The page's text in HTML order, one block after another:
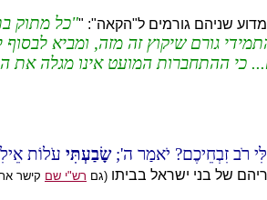
שניהם גורמים ל"הקאה": " כל מתוק
גורם שיקוץ זה מזה, ומביא
כי ההתחברות המועט אינו מגלה
רֹב זִבְחֵיכֶם? יֹאמַר ה';שָׂבַעְתִּי עֹלוֹת
של בני ישראל בביתו (גם רש"י שם קישר